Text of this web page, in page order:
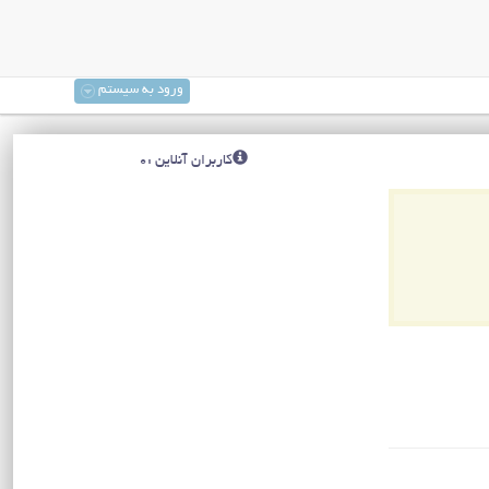
ورود به سیستم
کاربران آنلاین :0